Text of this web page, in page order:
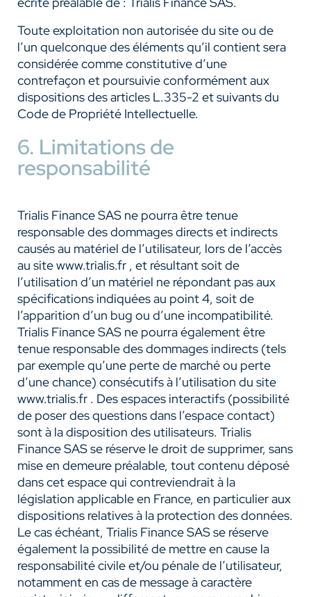
Toute exploitation non autorisée du site ou de
l’un quelconque des éléments qu’il contient sera
considérée comme constitutive d’une
contrefaçon et poursuivie conformément aux
dispositions des articles L.335-2 et suivants du
Code de Propriété Intellectuelle.
6. Limitations de
responsabilité
Trialis Finance SAS ne pourra être tenue
responsable des dommages directs et indirects
causés au matériel de l’utilisateur, lors de l’accès
au site www.trialis.fr , et résultant soit de
l’utilisation d’un matériel ne répondant pas aux
spécifications indiquées au point 4, soit de
l’apparition d’un bug ou d’une incompatibilité.
Trialis Finance SAS ne pourra également être
tenue responsable des dommages indirects (tels
par exemple qu’une perte de marché ou perte
d’une chance) consécutifs à l’utilisation du site
www.trialis.fr . Des espaces interactifs (possibilité
de poser des questions dans l’espace contact)
sont à la disposition des utilisateurs. Trialis
Finance SAS se réserve le droit de supprimer, sans
mise en demeure préalable, tout contenu déposé
dans cet espace qui contreviendrait à la
législation applicable en France, en particulier aux
dispositions relatives à la protection des données.
Le cas échéant, Trialis Finance SAS se réserve
également la possibilité de mettre en cause la
responsabilité civile et/ou pénale de l’utilisateur,
notamment en cas de message à caractère